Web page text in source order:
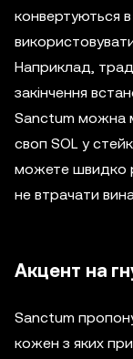
конвертуються
Наприклад,
закінчення
Sanctum можна
своп SOL у
можете швидко
не втрачати
Акцент на
Sanctum
кожен з яких